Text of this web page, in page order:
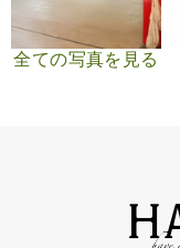
全ての写真を見る